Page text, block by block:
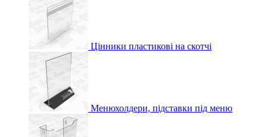
Цінники пластикові на скотчі
Менюхолдери, підставки під меню